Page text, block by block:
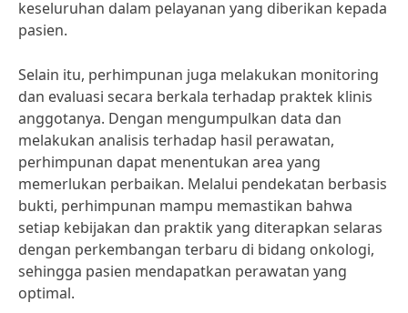
keseluruhan dalam pelayanan yang diberikan kepada
pasien.
Selain itu, perhimpunan juga melakukan monitoring
dan evaluasi secara berkala terhadap praktek klinis
anggotanya. Dengan mengumpulkan data dan
melakukan analisis terhadap hasil perawatan,
perhimpunan dapat menentukan area yang
memerlukan perbaikan. Melalui pendekatan berbasis
bukti, perhimpunan mampu memastikan bahwa
setiap kebijakan dan praktik yang diterapkan selaras
dengan perkembangan terbaru di bidang onkologi,
sehingga pasien mendapatkan perawatan yang
optimal.